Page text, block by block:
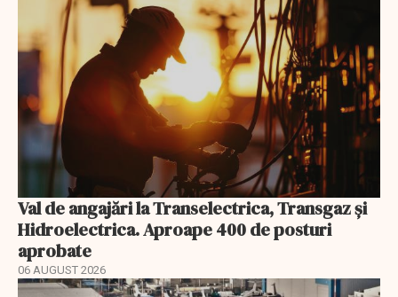
Val de angajări la Transelectrica, Transgaz și
Hidroelectrica. Aproape 400 de posturi
aprobate
06 AUGUST 2026